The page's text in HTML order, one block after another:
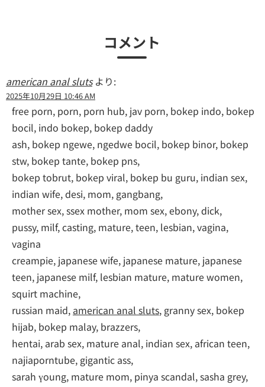
コメント
american anal sluts より:
2025年10月29日 10:46 AM
free porn, porn, porn hub, jav porn, bokep indo, bokep
bocil, indo bokep, bokep daddy
ash, bokep ngewe, ngedwe bocil, bokep binor, bokep
stw, bokep tante, bokep pns,
bokep tobrut, bokep viral, bokep bu guru, indian sex,
indian wife, desi, mom, gangbang,
mother sex, ssex mother, mom sex, ebony, dick,
pussy, milf, casting, mature, teen, lesbian, vagina,
vagina
creampie, japanese wife, japanese mature, japanese
teen, japanese milf, lesbian mature, mature women,
squirt machine,
russian maid, american anal sluts, granny sex, bokep
hijab, bokep malay, brazzers,
hentai, arab sex, mature anal, indian sex, african teen,
najiaporntube, gigantic ass,
sarah үoung, mature mom, pinya scandal, sasha grey,